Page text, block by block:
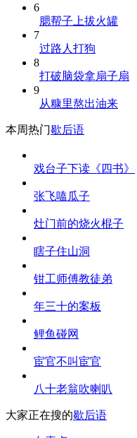
6
腮帮子上拔火罐
7
过路人打狗
8
打破脑袋拿扇子扇
9
从糠里熬出油来
本周热门歇后语
戏台子下读《四书》
张飞嗑瓜子
灶门前的烧火棍子
瞎子住山洞
钳工师傅教徒弟
年三十的案板
鲤鱼碰网
宦官不叫宦官
八十老翁吹喇叭
大家正在搜的歇后语